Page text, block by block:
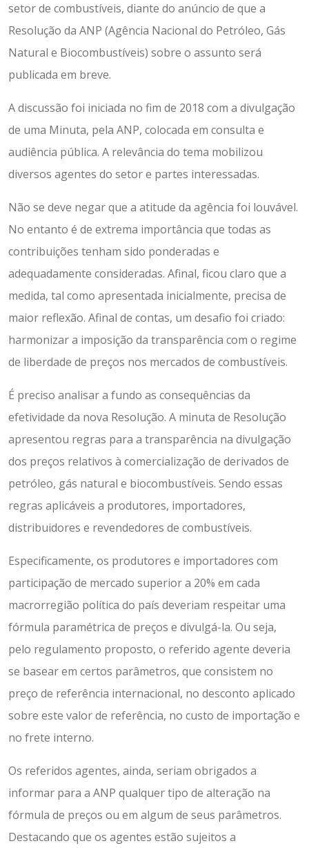
setor de combustíveis, diante do anúncio de que a
Resolução da ANP (Agência Nacional do Petróleo, Gás
Natural e Biocombustíveis) sobre o assunto será
publicada em breve.
A discussão foi iniciada no fim de 2018 com a divulgação
de uma Minuta, pela ANP, colocada em consulta e
audiência pública. A relevância do tema mobilizou
diversos agentes do setor e partes interessadas.
Não se deve negar que a atitude da agência foi louvável.
No entanto é de extrema importância que todas as
contribuições tenham sido ponderadas e
adequadamente consideradas. Afinal, ficou claro que a
medida, tal como apresentada inicialmente, precisa de
maior reflexão. Afinal de contas, um desafio foi criado:
harmonizar a imposição da transparência com o regime
de liberdade de preços nos mercados de combustíveis.
É preciso analisar a fundo as consequências da
efetividade da nova Resolução. A minuta de Resolução
apresentou regras para a transparência na divulgação
dos preços relativos à comercialização de derivados de
petróleo, gás natural e biocombustíveis. Sendo essas
regras aplicáveis a produtores, importadores,
distribuidores e revendedores de combustíveis.
Especificamente, os produtores e importadores com
participação de mercado superior a 20% em cada
macrorregião política do país deveriam respeitar uma
fórmula paramétrica de preços e divulgá-la. Ou seja,
pelo regulamento proposto, o referido agente deveria
se basear em certos parâmetros, que consistem no
preço de referência internacional, no desconto aplicado
sobre este valor de referência, no custo de importação e
no frete interno.
Os referidos agentes, ainda, seriam obrigados a
informar para a ANP qualquer tipo de alteração na
fórmula de preços ou em algum de seus parâmetros.
Destacando que os agentes estão sujeitos a